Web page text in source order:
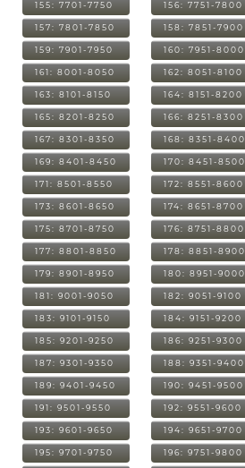
155: 7701-7750 156: 7751-7800
157: 7801-7850 158: 7851-7900
159: 7901-7950 160: 7951-8000
161: 8001-8050 162: 8051-8100
163: 8101-8150 164: 8151-8200
165: 8201-8250 166: 8251-8300
167: 8301-8350 168: 8351-8400
169: 8401-8450 170: 8451-8500
171: 8501-8550 172: 8551-8600
173: 8601-8650 174: 8651-8700
175: 8701-8750 176: 8751-8800
177: 8801-8850 178: 8851-8900
179: 8901-8950 180: 8951-9000
181: 9001-9050 182: 9051-9100
183: 9101-9150 184: 9151-9200
185: 9201-9250 186: 9251-9300
187: 9301-9350 188: 9351-9400
189: 9401-9450 190: 9451-9500
191: 9501-9550 192: 9551-9600
193: 9601-9650 194: 9651-9700
195: 9701-9750 196: 9751-9800